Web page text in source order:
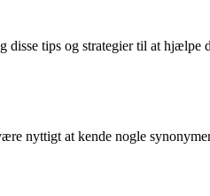
tips og strategier til at hjælpe
nyttigt at kende nogle